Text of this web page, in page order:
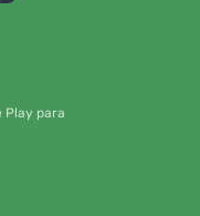
Play para